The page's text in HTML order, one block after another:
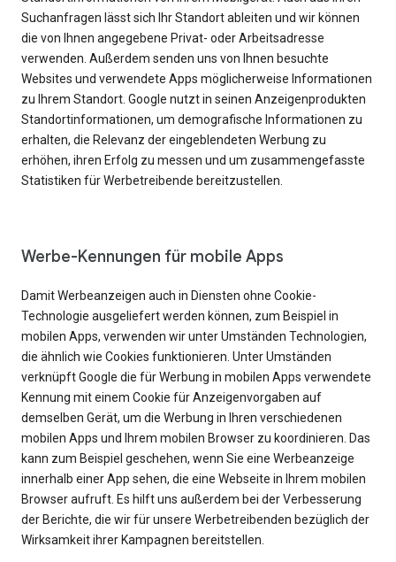
Suchanfragen lässt sich Ihr Standort ableiten und wir können
die von Ihnen angegebene Privat- oder Arbeitsadresse
verwenden. Außerdem senden uns von Ihnen besuchte
Websites und verwendete Apps möglicherweise Informationen
zu Ihrem Standort. Google nutzt in seinen Anzeigenprodukten
Standortinformationen, um demografische Informationen zu
erhalten, die Relevanz der eingeblendeten Werbung zu
erhöhen, ihren Erfolg zu messen und um zusammengefasste
Statistiken für Werbetreibende bereitzustellen.
Werbe-Kennungen für mobile Apps
Damit Werbeanzeigen auch in Diensten ohne Cookie-
Technologie ausgeliefert werden können, zum Beispiel in
mobilen Apps, verwenden wir unter Umständen Technologien,
die ähnlich wie Cookies funktionieren. Unter Umständen
verknüpft Google die für Werbung in mobilen Apps verwendete
Kennung mit einem Cookie für Anzeigenvorgaben auf
demselben Gerät, um die Werbung in Ihren verschiedenen
mobilen Apps und Ihrem mobilen Browser zu koordinieren. Das
kann zum Beispiel geschehen, wenn Sie eine Werbeanzeige
innerhalb einer App sehen, die eine Webseite in Ihrem mobilen
Browser aufruft. Es hilft uns außerdem bei der Verbesserung
der Berichte, die wir für unsere Werbetreibenden bezüglich der
Wirksamkeit ihrer Kampagnen bereitstellen.